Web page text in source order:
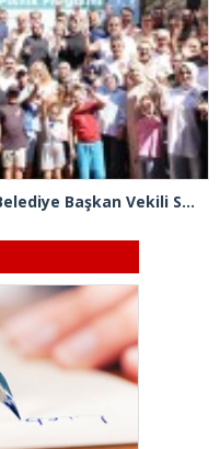
Çiçeği burnunda AK Parti’li Şile Belediye Başkan Vekili Sacit Terzi, teşkilatlarla piknikte buluştu